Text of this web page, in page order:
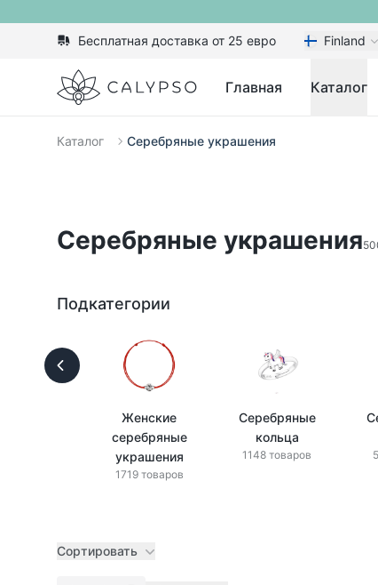
Бесплатная доставка от 25 евро Finland
Calypso Главная Каталог
Каталог Серебряные украшения
Серебряные украшения
Подкатегории
Женские
серебряные
украшения
1719 товаров
Серебряные
кольца
1148 товаров
Сортировать